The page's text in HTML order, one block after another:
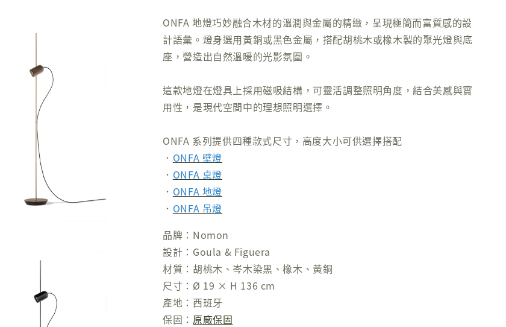
ONFA 地燈巧妙融合木材的溫潤與金屬的精緻，呈現極簡而富質感的設
計語彙。燈身選用黃銅或黑色金屬，搭配胡桃木或橡木製的聚光燈與底
座，營造出自然溫暖的光影氛圍。
這款地燈在燈具上採用磁吸結構，可靈活調整照明角度，結合美感與實
用性，是現代空間中的理想照明選擇。
ONFA 系列提供四種款式尺寸，高度大小可供選擇搭配
． ONFA 壁燈
． ONFA 桌燈
． ONFA 地燈
． ONFA 吊燈
品牌：Nomon
設計：Goula & Figuera
材質：胡桃木、岑木染黑、橡木、黃銅
尺寸：Ø 19 × H 136 cm
產地：西班牙
保固： 原廠保固